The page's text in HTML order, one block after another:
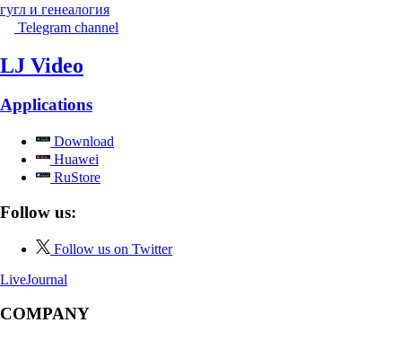
гугл и генеалогия
Telegram channel
LJ Video
Applications
Download
Huawei
RuStore
Follow us:
Follow us on Twitter
LiveJournal
COMPANY